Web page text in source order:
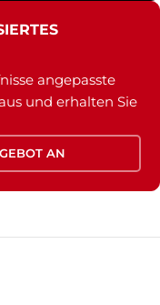
angepasste
und erhalten Sie
AN